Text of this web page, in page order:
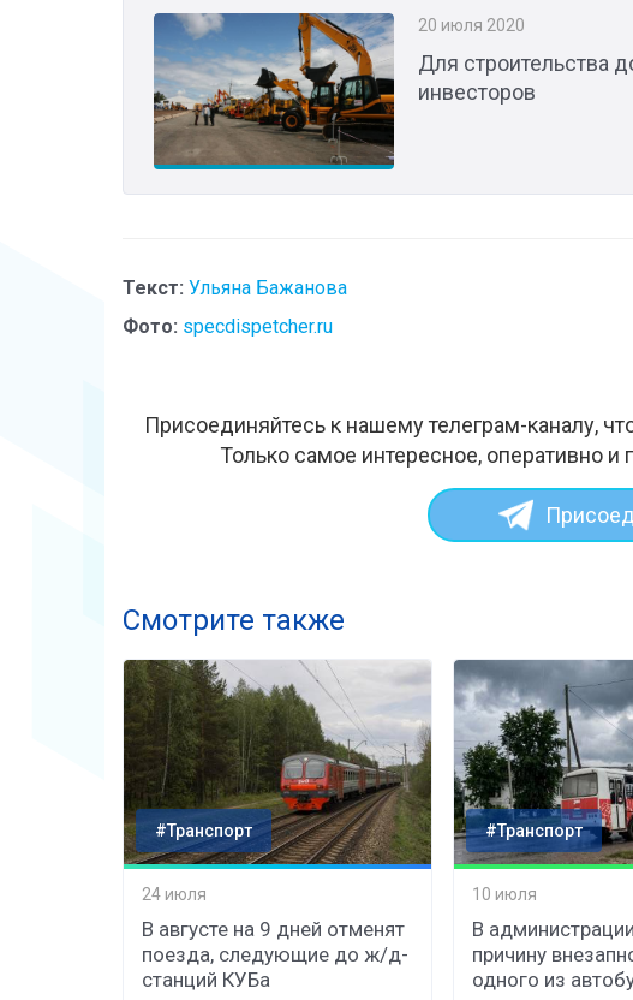
20 июля 2020
Для строительства
инвесторов
Текст: Ульяна Бажанова
Фото: specdispetcher.ru
Присоединяйтесь к нашему телеграм-каналу,
Только самое интересное, оперативно и
Смотрите также
#Транспорт
24 июля
В августе на 9 дней отменят
поезда, следующие до ж/д-
станций КУБа
#Транспорт
10 июля
В
причину
одного из